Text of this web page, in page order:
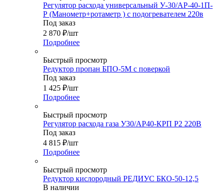
Регулятор расхода универсальный У-30/АР-40-1П-
Р (Манометр+ротаметр ) с подогревателем 220в
Под заказ
2 870 ₽/шт
Подробнее
Быстрый просмотр
Редуктор пропан БПО-5М с поверкой
Под заказ
1 425 ₽/шт
Подробнее
Быстрый просмотр
Регулятор расхода газа У30/АР40-КРП Р2 220В
Под заказ
4 815 ₽/шт
Подробнее
Быстрый просмотр
Редуктор кислородный РЕДИУС БКО-50-12,5
В наличии